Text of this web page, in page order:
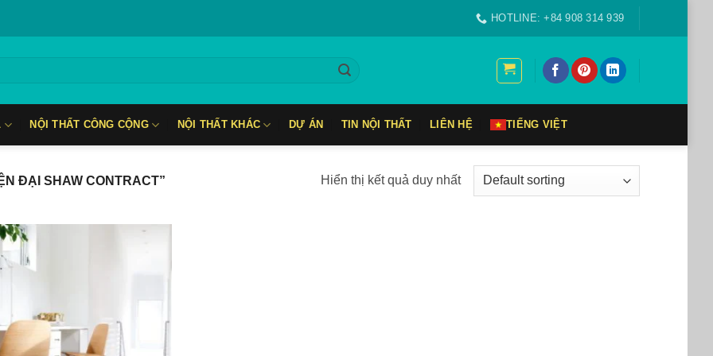
HOTLINE: +84 908 314 939
NỘI THẤT CÔNG CỘNG NỘI THẤT KHÁC DỰ ÁN TIN NỘI THẤT LIÊN HỆ TIẾNG VIỆT
ĐẠI SHAW CONTRACT” Hiển thị kết quả duy nhất